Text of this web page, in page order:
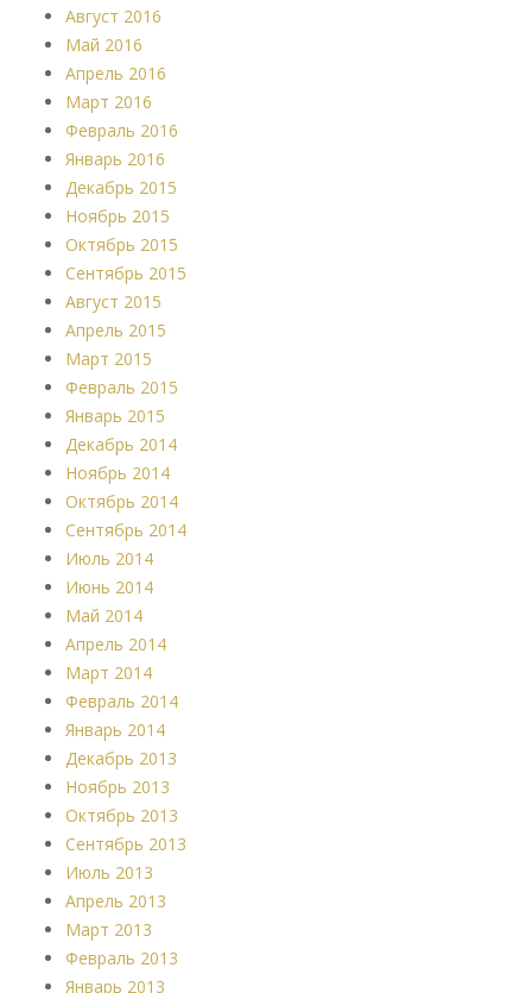
Август 2016
Май 2016
Апрель 2016
Март 2016
Февраль 2016
Январь 2016
Декабрь 2015
Ноябрь 2015
Октябрь 2015
Сентябрь 2015
Август 2015
Апрель 2015
Март 2015
Февраль 2015
Январь 2015
Декабрь 2014
Ноябрь 2014
Октябрь 2014
Сентябрь 2014
Июль 2014
Июнь 2014
Май 2014
Апрель 2014
Март 2014
Февраль 2014
Январь 2014
Декабрь 2013
Ноябрь 2013
Октябрь 2013
Сентябрь 2013
Июль 2013
Апрель 2013
Март 2013
Февраль 2013
Январь 2013